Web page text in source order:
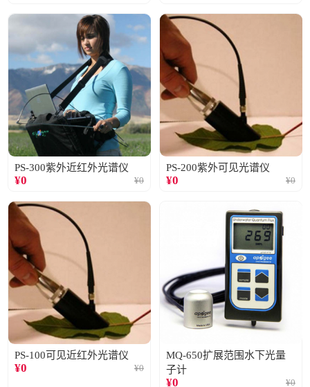
PS-300紫外近红外光谱仪
¥0 ¥0
PS-200紫外可见光谱仪
¥0 ¥0
PS-100可见近红外光谱仪
¥0 ¥0
MQ-650扩展范围水下光量
子计
¥0 ¥0